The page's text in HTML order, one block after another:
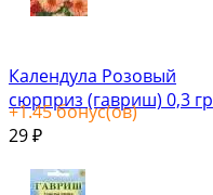
Календула Розовый
сюрприз (гавриш) 0,3 гр
+1.45бонус(ов)
29 ₽